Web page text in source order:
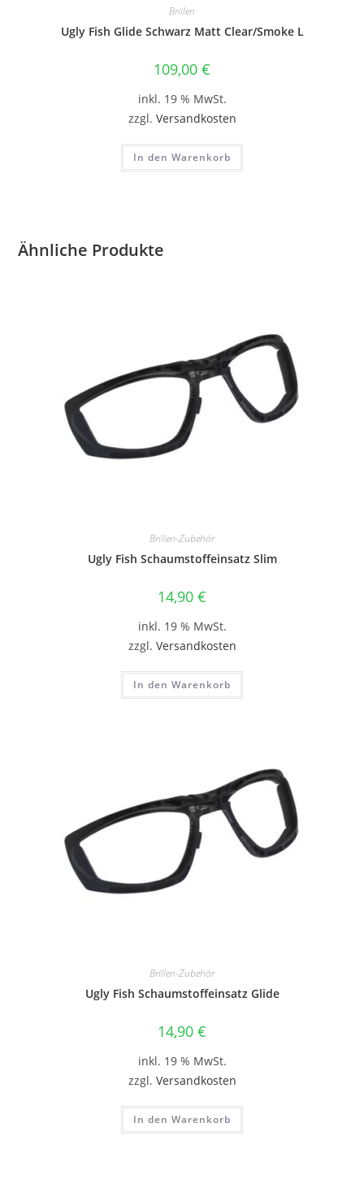
Brillen
Ugly Fish Glide Schwarz Matt Clear/Smoke L
109,00 €
inkl. 19 % MwSt.
zzgl. Versandkosten
In den Warenkorb
Ähnliche Produkte
Brillen-Zubehör
Ugly Fish Schaumstoffeinsatz Slim
14,90 €
inkl. 19 % MwSt.
zzgl. Versandkosten
In den Warenkorb
Brillen-Zubehör
Ugly Fish Schaumstoffeinsatz Glide
14,90 €
inkl. 19 % MwSt.
zzgl. Versandkosten
In den Warenkorb